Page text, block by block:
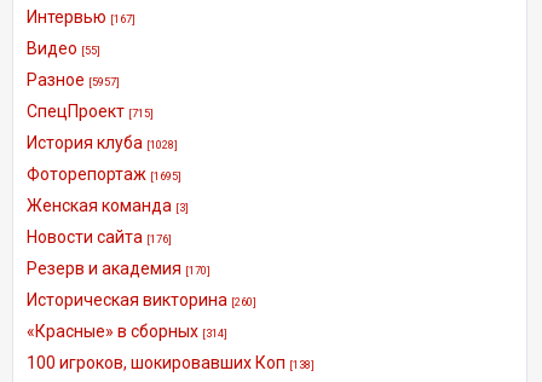
Интервью [167]
Видео [55]
Разное [5957]
СпецПроект [715]
История клуба [1028]
Фоторепортаж [1695]
Женская команда [3]
Новости сайта [176]
Резерв и академия [170]
Историческая викторина [260]
«Красные» в сборных [314]
100 игроков, шокировавших Коп [138]